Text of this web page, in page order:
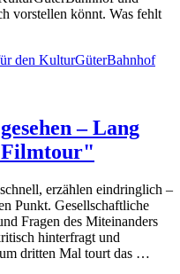
vorstellen könnt. Was fehlt
den KulturGüterBahnhof
– Lang
Filmtour"
erzählen eindringlich –
Punkt. Gesellschaftliche
Fragen des Miteinanders
hinterfragt und
dritten Mal tourt das …